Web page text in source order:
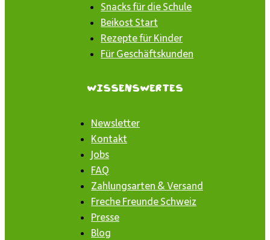
Snacks für die Schule
Beikost Start
Rezepte für Kinder
Für Geschäftskunden
Wissenswertes
Newsletter
Kontakt
Jobs
FAQ
Zahlungsarten & Versand
Freche Freunde Schweiz
Presse
Blog